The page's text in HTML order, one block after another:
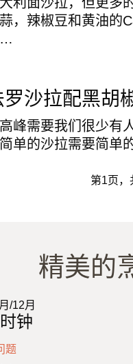
，辣椒豆和黄油的
沙拉配黑胡
峰需要我们很少有
单的沙拉需要简
第1页，
精美的
/12月
钟
题